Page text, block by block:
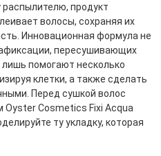
для лица
концентраты и
продукт
волосы, сохраняя их
Инновационная формула не
пересушивающих
помогают несколько
клетки, а также сделать
Перед сушкой волос
Oyster Cosmetics Fixi Acqua
ту укладку, которая